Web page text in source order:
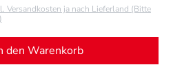
Versandkosten ja nach Lieferland (Bitte
den Warenkorb